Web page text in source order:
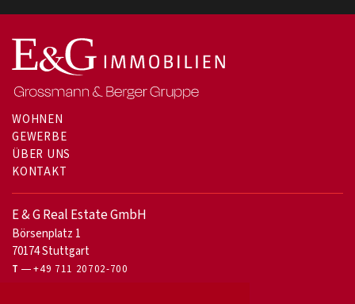
WOHNEN
GEWERBE
ÜBER UNS
KONTAKT
E & G Real Estate GmbH
Börsenplatz 1
70174 Stuttgart
T +49 711 20702-700